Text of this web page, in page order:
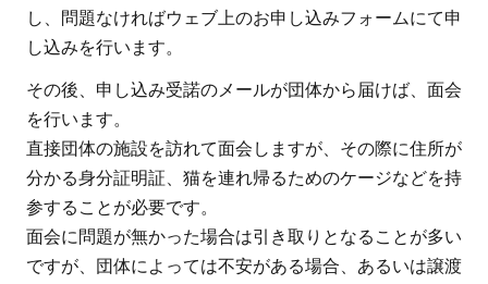
し、問題なければウェブ上のお申し込みフォームにて申
し込みを行います。
その後、申し込み受諾のメールが団体から届けば、面会
を行います。
直接団体の施設を訪れて面会しますが、その際に住所が
分かる身分証明証、猫を連れ帰るためのケージなどを持
参することが必要です。
面会に問題が無かった場合は引き取りとなることが多い
ですが、団体によっては不安がある場合、あるいは譲渡